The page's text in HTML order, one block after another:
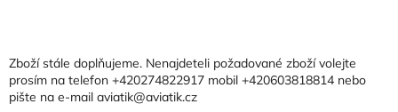
aZboží stále doplňujeme. Nenajdeteli požadované zboží volejte
prosím na telefon +420274822917 mobil +420603818814 nebo
pište na e-mail aviatik@aviatik.cz